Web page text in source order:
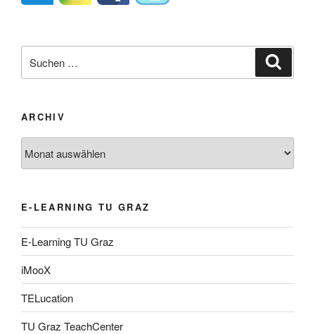
nach:
ARCHIV
E-LEARNING TU GRAZ
E-Learning TU Graz
iMooX
TELucation
TU Graz TeachCenter